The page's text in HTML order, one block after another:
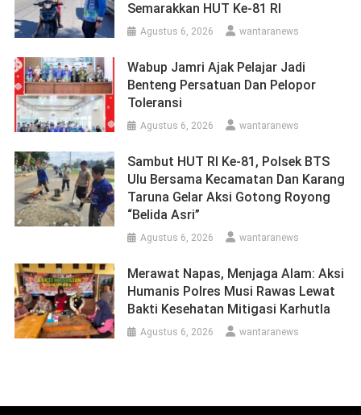
Semarakkan HUT Ke-81 RI
Agustus 6, 2026 wantaranews
Wabup Jamri Ajak Pelajar Jadi
Benteng Persatuan Dan Pelopor
Toleransi
Agustus 6, 2026 wantaranews
Sambut HUT RI Ke-81, Polsek BTS
Ulu Bersama Kecamatan Dan Karang
Taruna Gelar Aksi Gotong Royong
“Belida Asri”
Agustus 6, 2026 wantaranews
Merawat Napas, Menjaga Alam: Aksi
Humanis Polres Musi Rawas Lewat
Bakti Kesehatan Mitigasi Karhutla
Agustus 6, 2026 wantaranews